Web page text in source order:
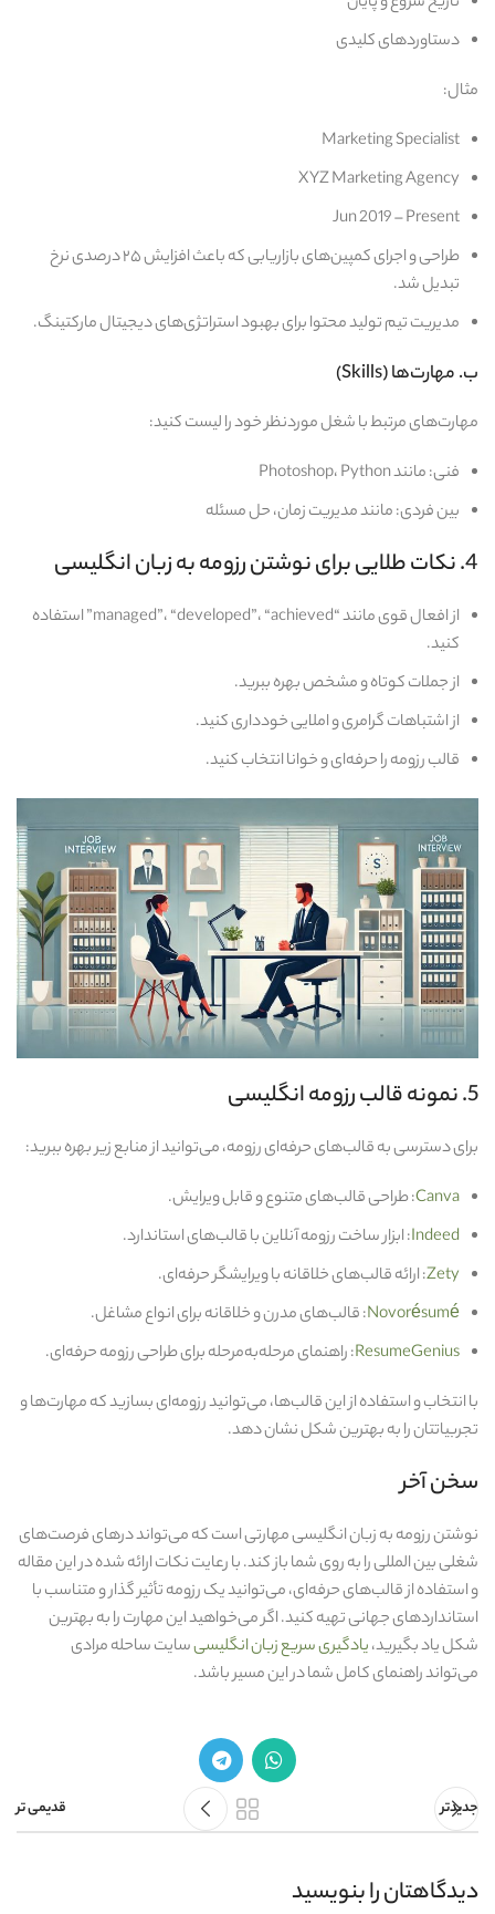
دستاوردهای کلیدی
مثال:
Marketing Specialist
XYZ Marketing Agency
Jun 2019 – Present
طراحی و اجرای کمپین‌های بازاریابی که باعث افزایش ۲۵ درصدی نرخ
تبدیل شد.
مدیریت تیم تولید محتوا برای بهبود استراتژی‌های دیجیتال مارکتینگ.
ب. مهارت‌ها (Skills)
مهارت‌های مرتبط با شغل موردنظر خود را لیست کنید:
فنی: مانند Photoshop، Python
بین‌ فردی: مانند مدیریت زمان، حل مسئله
4. نکات طلایی برای نوشتن رزومه به زبان انگلیسی
از افعال قوی مانند “managed”، “developed”، “achieved” استفاده
کنید.
از جملات کوتاه و مشخص بهره ببرید.
از اشتباهات گرامری و املایی خودداری کنید.
قالب رزومه را حرفه‌ای و خوانا انتخاب کنید.
5. نمونه قالب رزومه انگلیسی
برای دسترسی به قالب‌های حرفه‌ای رزومه، می‌توانید از منابع زیر بهره ببرید:
Canva: طراحی قالب‌های متنوع و قابل ویرایش.
Indeed: ابزار ساخت رزومه آنلاین با قالب‌های استاندارد.
Zety: ارائه قالب‌های خلاقانه با ویرایشگر حرفه‌ای.
Novorésumé: قالب‌های مدرن و خلاقانه برای انواع مشاغل.
ResumeGenius: راهنمای مرحله‌به‌مرحله برای طراحی رزومه حرفه‌ای.
با انتخاب و استفاده از این قالب‌ها، می‌توانید رزومه‌ای بسازید که مهارت‌ها و
تجربیاتتان را به بهترین شکل نشان دهد.
سخن آخر
نوشتن رزومه به زبان انگلیسی مهارتی است که می‌تواند درهای فرصت‌های
شغلی بین‌ المللی را به روی شما باز کند. با رعایت نکات ارائه‌ شده در این مقاله
و استفاده از قالب‌های حرفه‌ای، می‌توانید یک رزومه تأثیر گذار و متناسب با
استانداردهای جهانی تهیه کنید. اگر می‌خواهید این مهارت را به بهترین
شکل یاد بگیرید،یادگیری سریع زبان انگلیسیسایت ساحله مرادی
می‌تواند راهنمای کامل شما در این مسیر باشد.
جدیدتر قدیمی تر
دیدگاهتان را بنویسید